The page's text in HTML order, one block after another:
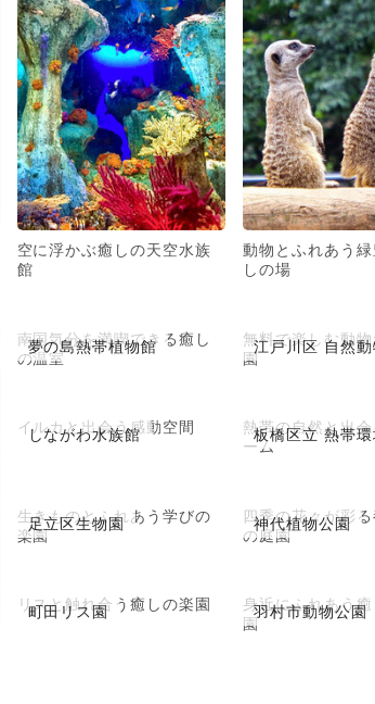
空に浮かぶ癒しの天空水族
館
動物とふれあう
しの場
夢の島熱帯植物館
南国気分を満喫できる癒し
の温室
江戸川区 自然動
無料で楽しむ動
園
しながわ水族館
イルカと出会う感動空間 板橋区立 熱帯
熱帯の自然と出
ーム
足立区生物園
生きものとふれあう学びの
楽園
神代植物公園
四季の花々が彩
の庭園
町田リス園
リスと触れ合う癒しの楽園 羽村市動物公園
身近にふれあう
園